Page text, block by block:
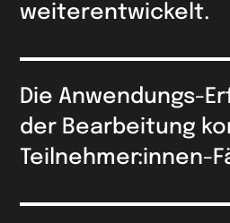
weiterentwickelt.
Die Anwendungs-
der Bearbeitung
Teilnehmer:innen-